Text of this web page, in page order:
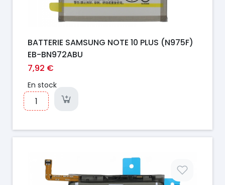
BATTERIE SAMSUNG NOTE 10 PLUS (N975F)
EB-BN972ABU
7,92 €
En stock